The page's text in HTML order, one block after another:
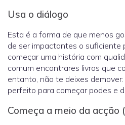
Usa o diálogo
Esta é a forma de que menos
de ser impactantes o suficiente
começar uma história com
comum encontrares livros que
entanto, não te deixes
perfeito para começar podes e
Começa a meio da acção (